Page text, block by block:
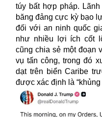
túy bất hợp pháp.
băng đảng cực kỳ bạo
đối với an ninh quốc
như nhiều lợi ích cốt
cũng chia sẻ một đoạn
vụ tấn công, trong đó
dạt trên biển Caribe
được xác định là “khủng